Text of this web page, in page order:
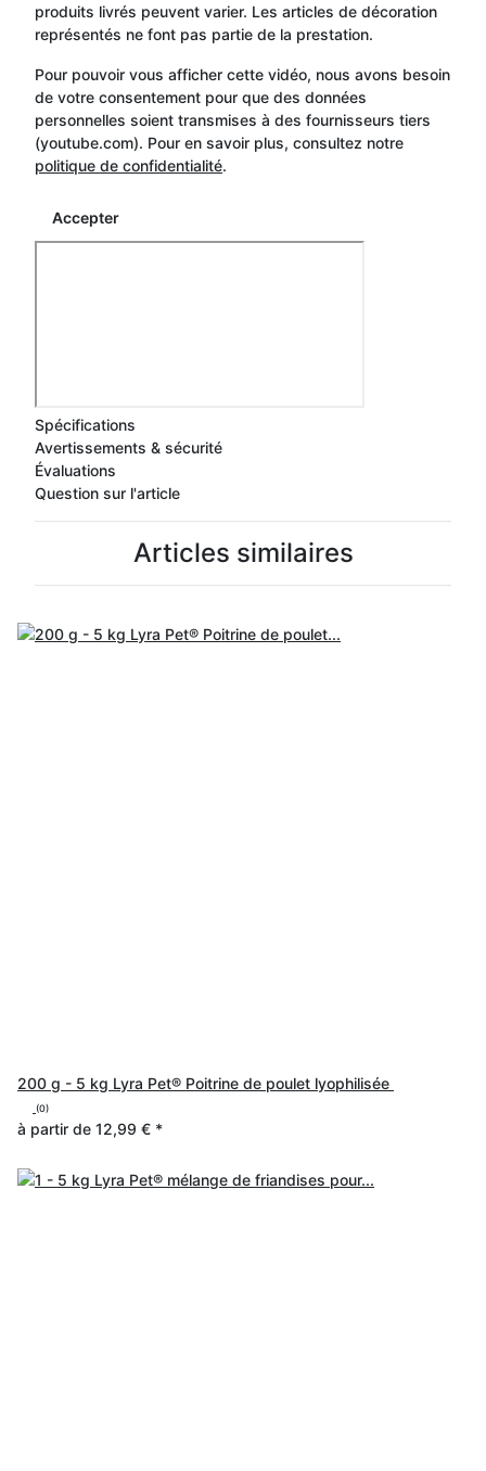
produits livrés peuvent varier. Les articles de décoration
représentés ne font pas partie de la prestation.
Pour pouvoir vous afficher cette vidéo, nous avons besoin
de votre consentement pour que des données
personnelles soient transmises à des fournisseurs tiers
(youtube.com). Pour en savoir plus, consultez notre
politique de confidentialité.
Accepter
Spécifications
Avertissements & sécurité
Évaluations
Question sur l'article
Articles similaires
200 g - 5 kg Lyra Pet® Poitrine de poulet lyophilisée
(0)
à partir de 12,99 € *